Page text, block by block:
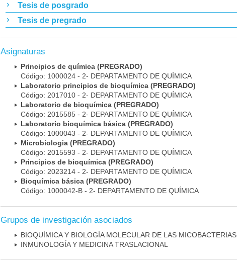
Tesis de posgrado
Tesis de pregrado
Asignaturas
Principios de química (PREGRADO)
Código: 1000024 - 2- DEPARTAMENTO DE QUÍMICA
Laboratorio principios de bioquímica (PREGRADO)
Código: 2017010 - 2- DEPARTAMENTO DE QUÍMICA
Laboratorio de bioquímica (PREGRADO)
Código: 2015585 - 2- DEPARTAMENTO DE QUÍMICA
Laboratorio bioquímica básica (PREGRADO)
Código: 1000043 - 2- DEPARTAMENTO DE QUÍMICA
Microbiologia (PREGRADO)
Código: 2015593 - 2- DEPARTAMENTO DE QUÍMICA
Principios de bioquímica (PREGRADO)
Código: 2023214 - 2- DEPARTAMENTO DE QUÍMICA
Bioquímica básica (PREGRADO)
Código: 1000042-B - 2- DEPARTAMENTO DE QUÍMICA
Grupos de investigación asociados
BIOQUÍMICA Y BIOLOGÍA MOLECULAR DE LAS MICOBACTERIAS
INMUNOLOGÍA Y MEDICINA TRASLACIONAL